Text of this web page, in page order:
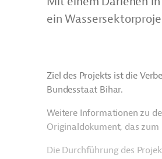
ein
Ziel des Projekts ist die
Bundesstaat Bihar.
Weitere Informationen zu
Originaldokument, das
Die Durchführung des